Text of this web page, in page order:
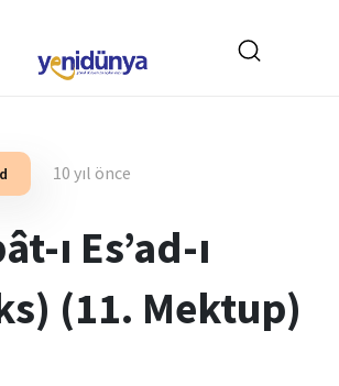
10 yıl önce
ı Es’ad-ı
(11. Mektup)